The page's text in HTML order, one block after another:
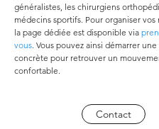
généralistes, les chirurgiens
médecins sportifs. Pour organiser vos
la page dédiée est disponible via
vous. Vous pouvez ainsi démarrer
concrète pour retrouver un
confortable.
Contact